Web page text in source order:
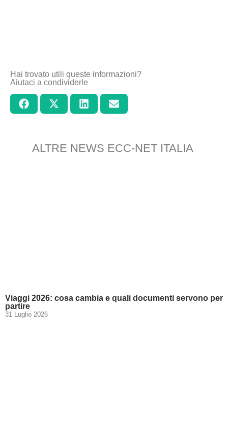
Hai trovato utili queste informazioni?
Aiutaci a condividerle
ALTRE NEWS ECC-NET ITALIA
Viaggi 2026: cosa cambia e quali documenti servono per
partire
31 Luglio 2026